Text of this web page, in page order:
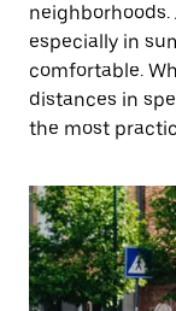
neighborhoods.
especially in
comfortable.
distances in
the most